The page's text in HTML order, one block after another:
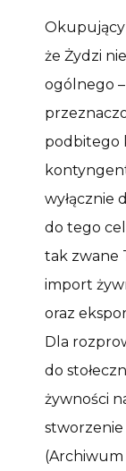
Okupujący
że Żydzi
ogólnego
podbitego
wyłącznie
do tego
tak zwane
import
oraz
Dla
do
żywności
stworzenie
(Archiwum